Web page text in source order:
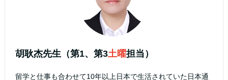
胡耿杰先生（第1、第3土曜担当）
留学と仕事も合わせて10年以上日本で生活されていた日本通